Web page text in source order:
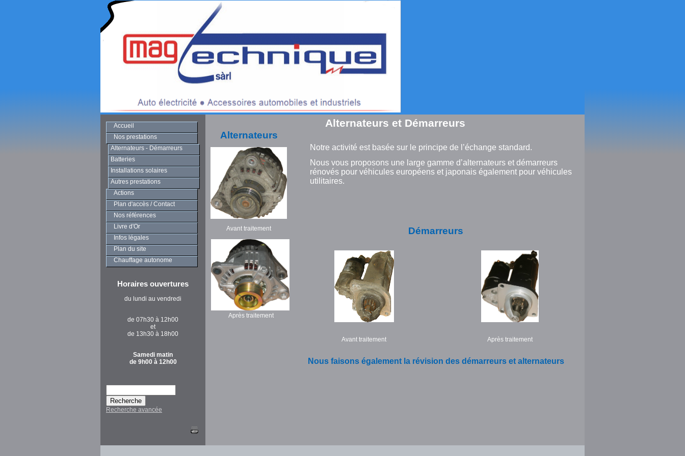
Accueil
Nos prestations
Alternateurs - Démarreurs
Batteries
Installations solaires
Autres prestations
Actions
Plan d'accès / Contact
Nos références
Livre d'Or
Infos légales
Plan du site
Chauffage autonome
Horaires ouvertures
du lundi au vendredi
de 07h30 à 12h00
et
de 13h30 à 18h00
Samedi matin
de 9h00 à 12h00
Recherche avancée
Alternateurs et Démarreurs
Alternateurs
Avant traitement
Après traitement
Notre activité est basée sur le principe de l’échange standard.
Nous vous proposons une large gamme d’alternateurs et démarreurs
rénovés pour véhicules européens et japonais également pour véhicules
utilitaires.
Démarreurs
Avant traitement Après traitement
Nous faisons également la révision des démarreurs et alternateurs